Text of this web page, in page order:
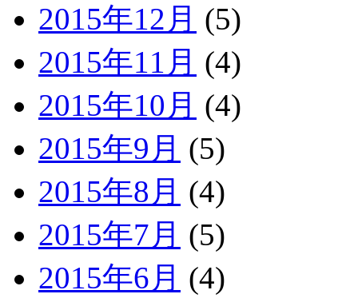
2015年12月 (5)
2015年11月 (4)
2015年10月 (4)
2015年9月 (5)
2015年8月 (4)
2015年7月 (5)
2015年6月 (4)